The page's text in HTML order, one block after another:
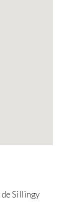
de Sillingy